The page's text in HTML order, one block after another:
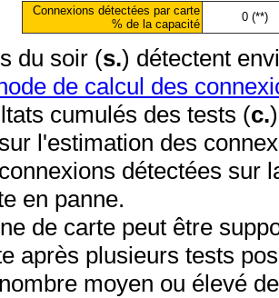
Connexions détectées par carte
% de la capacité
0 (**)
du soir (s.) détectent
de calcul des
cumulés des tests (c.
l'estimation des
détectées sur
en panne.
de carte peut être
après plusieurs tests
moyen ou élevé